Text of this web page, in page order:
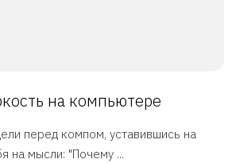
на компьютере
перед компом, уставившись на
на мысли: "Почему ...